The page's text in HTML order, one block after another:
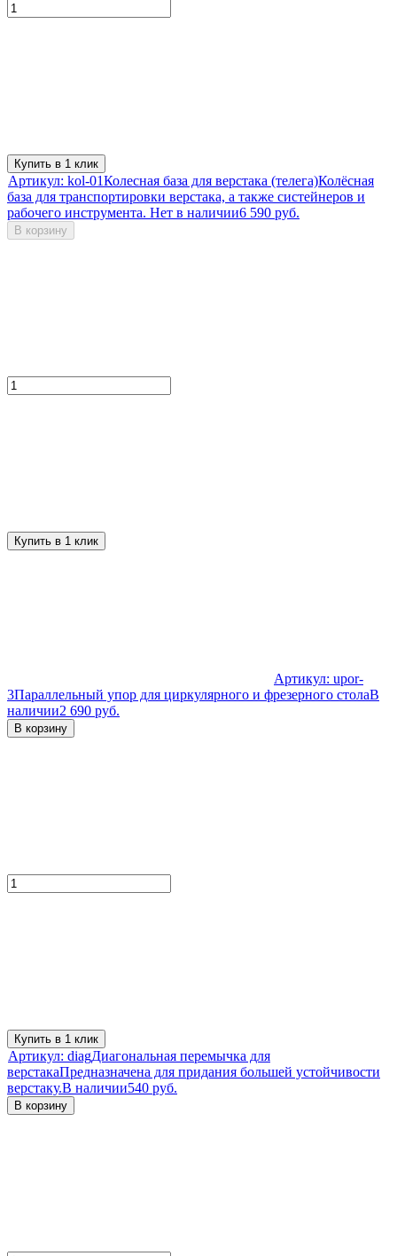
Купить в 1 клик
Артикул: kol-01Колесная база для верстака (телега)​Колёсная
база для транспортировки верстака, а также систейнеров и
рабочего инструмента. Нет в наличии6 590 руб.
В корзину
Купить в 1 клик
Артикул: upor-
3Параллельный упор для циркулярного и фрезерного столаВ
наличии2 690 руб.
В корзину
Купить в 1 клик
Артикул: diagДиагональная перемычка для
верстакаПредназначена для придания большей устойчивости
верстаку.В наличии540 руб.
В корзину